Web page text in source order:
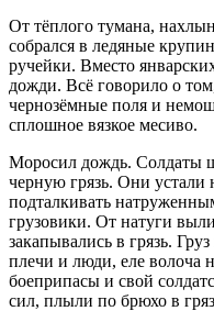
От тёплого тумана,
собрался в ледяные
ручейки. Вместо
дожди. Всё говорило о
чернозёмные поля и
сплошное вязкое месиво.
Моросил дождь. Солдаты
черную грязь. Они устали
подталкивать
грузовики. От натуги
закапывались в грязь.
плечи и люди, еле волоча
боеприпасы и свой
сил, плыли по брюхо в